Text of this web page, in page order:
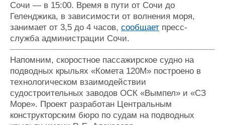
Сочи — в 15:00. Время в пути от Сочи до
Геленджика, в зависимости от волнения моря,
занимает от 3,5 до 4 часов, сообщает пресс-
служба администрации Сочи.
Напомним, скоростное пассажирское судно на
подводных крыльях «Комета 120М» построено в
технологическом взаимодействии
судостроительных заводов ОСК «Вымпел» и «СЗ
Море». Проект разработан Центральным
конструкторским бюро по судам на подводных